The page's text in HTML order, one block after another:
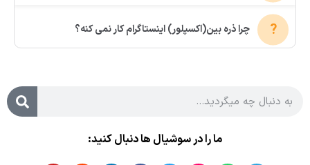
چرا ذره بین(اکسپلور) اینستاگرام کار نمی‌ کنه؟
ما را در سوشیال ها دنبال کنید: